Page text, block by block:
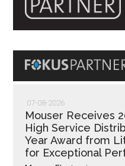
07-08-2026
Mouser Receives
High Service
Year Award from
for Exceptional